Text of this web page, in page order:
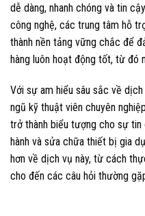
dễ dàng, nhanh chóng và tin
công nghệ, các trung tâm hỗ
thành nền tảng vững chắc để
hàng luôn hoạt động tốt, từ đó
Với sự am hiểu sâu sắc về
ngũ kỹ thuật viên chuyên
trở thành biểu tượng cho sự
hành và sửa chữa thiết bị gia
hơn về dịch vụ này, từ cách
cho đến các câu hỏi thường